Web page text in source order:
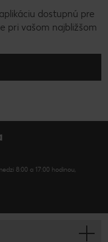
dostupnú pre
pri vašom najbližšom
8:00 a 17:00 hodinou,